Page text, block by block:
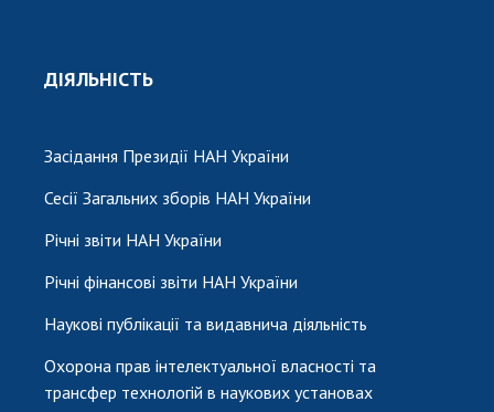
ДІЯЛЬНІСТЬ
Засідання Президії НАН України
Сесії Загальних зборів НАН України
Річні звіти НАН України
Річні фінансові звіти НАН України
Наукові публікації та видавнича діяльність
Охорона прав інтелектуальної власності та
трансфер технологій в наукових установах